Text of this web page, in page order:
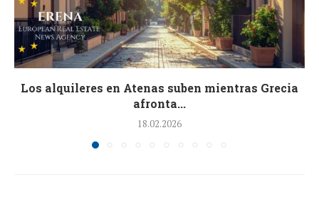
Los alquileres en Atenas suben mientras Grecia
afronta...
18.02.2026